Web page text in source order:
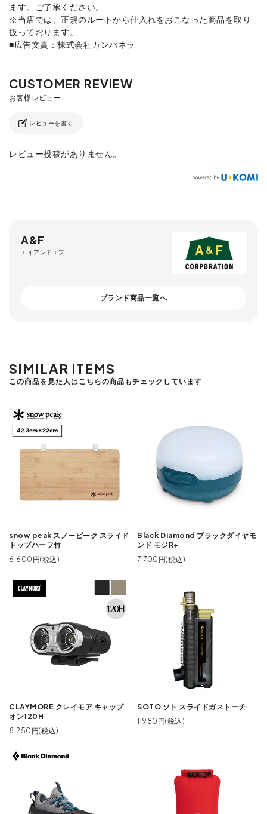
ます。ご了承ください。
※当店では、正規のルートから仕入れをおこなった商品を取り
扱っております。
■広告文責：株式会社カンパネラ
レビューを書く
レビュー投稿がありません。
A&F
エイアンドエフ
ブランド商品一覧へ
SIMILAR ITEMS
この商品を見た人はこちらの商品もチェックしています
snow peak スノーピーク スライド
トップハーフ竹
6,600円(税込)
Black Diamond ブラックダイヤモ
ンド モジR+
7,700円(税込)
CLAYMORE クレイモア キャップ
オン120H
8,250円(税込)
SOTO ソト スライドガストーチ
1,980円(税込)